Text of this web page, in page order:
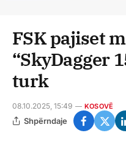
FSK pajiset
“SkyDagger
turk
08.10.2025, 15:49 KOSOVË
Shpërndaje